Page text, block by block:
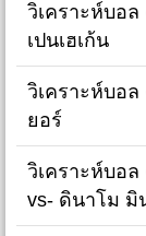
วิเคราะห์บอล
เปนเฮเก้น
วิเคราะห์บอ
ยอร์
วิเคราะห์บอ
vs- ดินาโม มิ